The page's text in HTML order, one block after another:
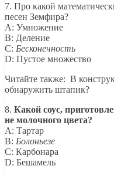
7. Про какой
песен Земфира?
A: Умножение
B: Деление
C: Бесконечность
D: Пустое множество
Читайте также: В
обнаружить штапик?
8. Какой соус,
не молочного цвета?
A: Тартар
B: Болоньезе
C: Карбонара
D: Бешамель